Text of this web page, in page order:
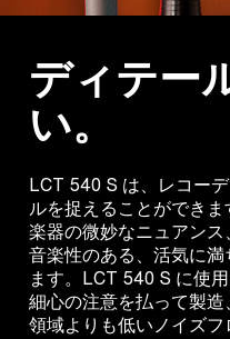
ディテー
い。
LCT 540 S は、レコー
ルを捉えることができ
楽器の微妙なニュアン
音楽性のある、活気に
ます。LCT 540 S に使
細心の注意を払って製
領域よりも低いノイズフ